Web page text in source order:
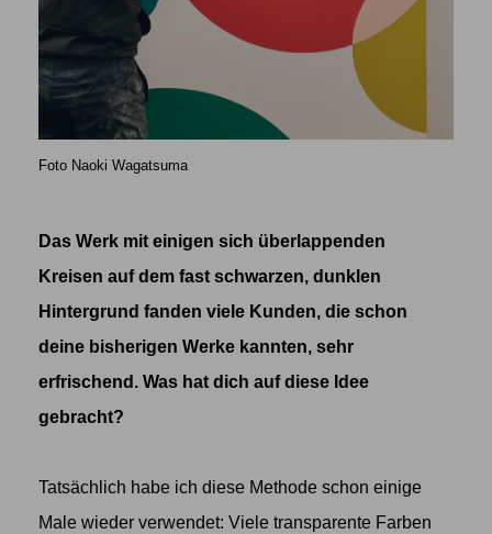
Foto Naoki Wagatsuma
Das Werk mit einigen sich überlappenden
Kreisen auf dem fast schwarzen, dunklen
Hintergrund fanden viele Kunden, die schon
deine bisherigen Werke kannten, sehr
erfrischend. Was hat dich auf diese Idee
gebracht?
Tatsächlich habe ich diese Methode schon einige
Male wieder verwendet: Viele transparente Farben